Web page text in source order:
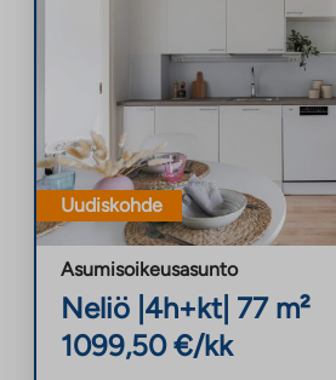
Uudiskohde
Asumisoikeusasunto
Neliö 4h+kt| 77 m²
1099,50 €/kk